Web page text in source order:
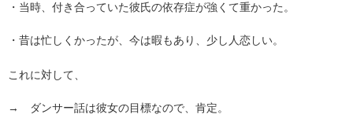
・当時、付き合っていた彼氏の依存症が強くて重かった。
・昔は忙しくかったが、今は暇もあり、少し人恋しい。
これに対して、
→ ダンサー話は彼女の目標なので、肯定。